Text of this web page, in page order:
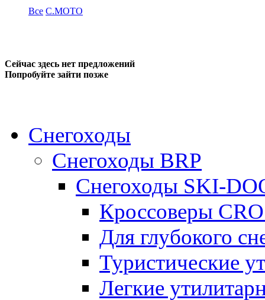
Все C.MOTO
Сейчас здесь нет предложений
Попробуйте зайти позже
Снегоходы
Снегоходы BRP
Снегоходы SKI-
Кроссоверы
Для глубокого
Туристические
Легкие